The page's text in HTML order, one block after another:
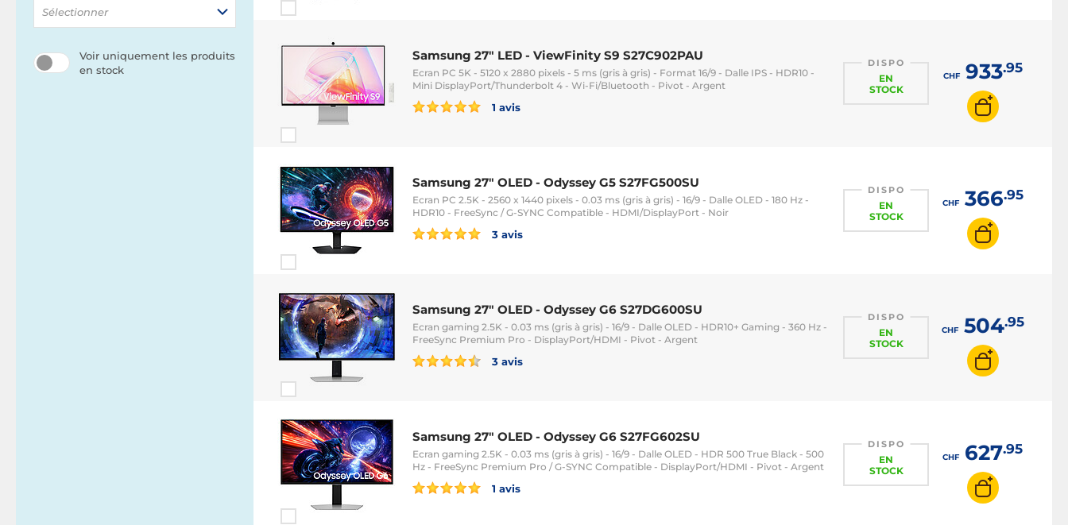
Sélectionner
Voir uniquement les produits
en stock
Samsung 27" LED - ViewFinity S9 S27C902PAU
Ecran PC 5K - 5120 x 2880 pixels - 5 ms (gris à gris) - Format 16/9 - Dalle IPS - HDR10 -
Mini DisplayPort/Thunderbolt 4 - Wi-Fi/Bluetooth - Pivot - Argent
1 avis
DISPO
EN
STOCK
CHF933.95
Samsung 27" OLED - Odyssey G5 S27FG500SU
Ecran PC 2.5K - 2560 x 1440 pixels - 0.03 ms (gris à gris) - 16/9 - Dalle OLED - 180 Hz -
HDR10 - FreeSync / G-SYNC Compatible - HDMI/DisplayPort - Noir
3 avis
DISPO
EN
STOCK
CHF366.95
Samsung 27" OLED - Odyssey G6 S27DG600SU
Ecran gaming 2.5K - 0.03 ms (gris à gris) - 16/9 - Dalle OLED - HDR10+ Gaming - 360 Hz -
FreeSync Premium Pro - DisplayPort/HDMI - Pivot - Argent
3 avis
DISPO
EN
STOCK
CHF504.95
Samsung 27" OLED - Odyssey G6 S27FG602SU
Ecran gaming 2.5K - 0.03 ms (gris à gris) - 16/9 - Dalle OLED - HDR 500 True Black - 500
Hz - FreeSync Premium Pro / G-SYNC Compatible - DisplayPort/HDMI - Pivot - Argent
1 avis
DISPO
EN
STOCK
CHF627.95